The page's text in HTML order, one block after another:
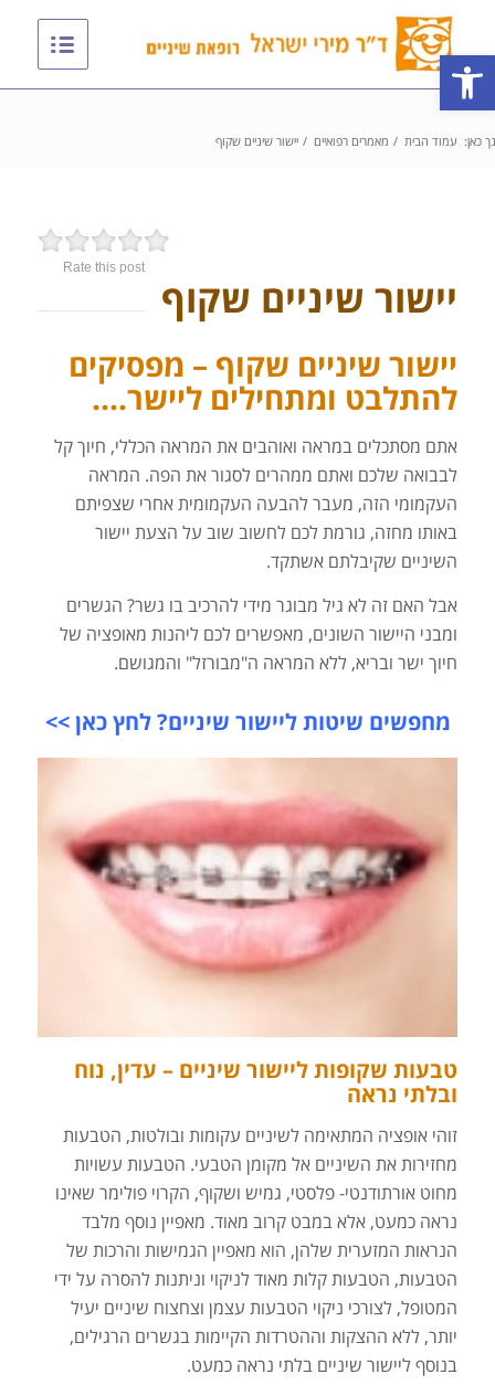
פתח סרגל נגישות
כאן: עמוד הבית / מאמרים רפואיים / יישור שיניים שקוף
Rate this post
יישור שיניים שקוף
יישור שיניים שקוף – מפסיקים
להתלבט ומתחילים ליישר….
אתם מסתכלים במראה ואוהבים את המראה הכללי, חיוך קל
לבבואה שלכם ואתם ממהרים לסגור את הפה. המראה
העקמומי הזה, מעבר להבעה העקמומית אחרי שצפיתם
באותו מחזה, גורמת לכם לחשוב שוב על הצעת יישור
השיניים שקיבלתם אשתקד.
אבל האם זה לא גיל מבוגר מידי להרכיב בו גשר? הגשרים
ומבני היישור השונים, מאפשרים לכם ליהנות מאופציה של
חיוך ישר ובריא, ללא המראה ה"מבורזל" והמגושם.
מחפשים שיטות ליישור שיניים? לחץ כאן >>
טבעות שקופות ליישור שיניים – עדין, נוח
ובלתי נראה
זוהי אופציה המתאימה לשיניים עקומות ובולטות, הטבעות
מחזירות את השיניים אל מקומן הטבעי. הטבעות עשויות
מחוט אורתודנטי- פלסטי, גמיש ושקוף, הקרוי פולימר שאינו
נראה כמעט, אלא במבט קרוב מאוד. מאפיין נוסף מלבד
הנראות המזערית שלהן, הוא מאפיין הגמישות והרכות של
הטבעות, הטבעות קלות מאוד לניקוי וניתנות להסרה על ידי
המטופל, לצורכי ניקוי הטבעות עצמן וצחצוח שיניים יעיל
יותר, ללא ההצקות וההטרדות הקיימות בגשרים הרגילים,
בנוסף ליישור שיניים בלתי נראה כמעט.